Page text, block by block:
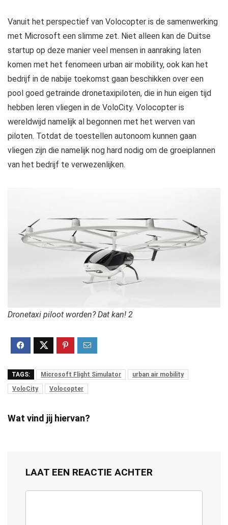
Vanuit het perspectief van Volocopter is de samenwerking
met Microsoft een slimme zet. Niet alleen kan de Duitse
startup op deze manier veel mensen in aanraking laten
komen met het fenomeen urban air mobility, ook kan het
bedrijf in de nabije toekomst gaan beschikken over een
pool goed getrainde dronetaxipiloten, die in hun eigen tijd
hebben leren vliegen in de VoloCity. Volocopter is
wereldwijd namelijk al begonnen met het werven van
piloten. Totdat de toestellen autonoom kunnen gaan
vliegen zijn die namelijk nog hard nodig om de groeiplannen
van het bedrijf te verwezenlijken.
Dronetaxi piloot worden? Dat kan! 2
TAGS: Microsoft Flight Simulator
urban air mobility
VoloCity
Volocopter
Wat vind jij hiervan?
LAAT EEN REACTIE ACHTER